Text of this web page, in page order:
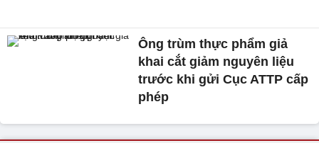
Ông trùm thực phẩm giả
khai cắt giảm nguyên liệu
trước khi gửi Cục ATTP cấp
phép